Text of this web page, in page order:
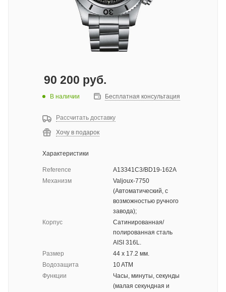
90 200 руб.
В наличии Бесплатная консультация
Рассчитать доставку
Хочу в подарок
Характеристики
Reference
A13341C3/BD19-162A
Механизм
Valjoux-7750
(Автоматический, с
возможностью ручного
завода);
Корпус
Сатинированная/
полированная сталь
AISI 316L.
Размер
44 х 17.2 мм.
Водозащита
10 ATM
Функции
Часы, минуты, секунды
(малая секундная и